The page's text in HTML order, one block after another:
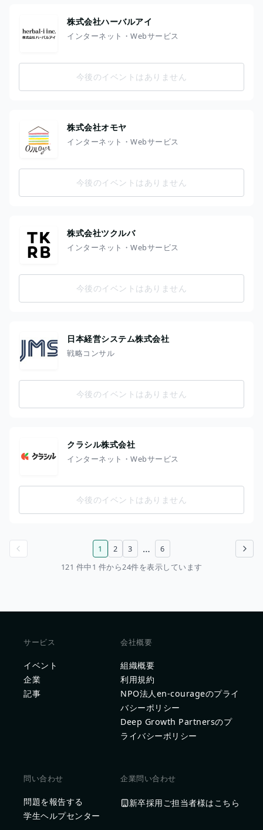
株式会社ハーバルアイ
インターネット・Webサービス
今後のイベントはありません
株式会社オモヤ
インターネット・Webサービス
今後のイベントはありません
株式会社ツクルバ
インターネット・Webサービス
今後のイベントはありません
日本経営システム株式会社
戦略コンサル
今後のイベントはありません
クラシル株式会社
インターネット・Webサービス
今後のイベントはありません
次のページ
1 2 3 …
6
121 件中1 件から24件を表示しています
サービス
イベント
企業
記事
会社概要
組織概要
利用規約
NPO法人en-courageのプライ
バシーポリシー
Deep Growth Partnersのプ
ライバシーポリシー
問い合わせ
問題を報告する
学生ヘルプセンター
企業問い合わせ
新卒採用ご担当者様はこちら